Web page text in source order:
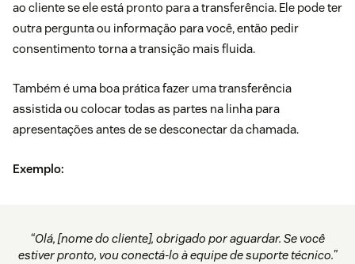
ao cliente se ele está pronto para a transferência. Ele pode ter
outra pergunta ou informação para você, então pedir
consentimento torna a transição mais fluida.
Também é uma boa prática fazer uma transferência
assistida ou colocar todas as partes na linha para
apresentações antes de se desconectar da chamada.
Exemplo:
“Olá, [nome do cliente], obrigado por aguardar. Se você
estiver pronto, vou conectá-lo à equipe de suporte técnico.”